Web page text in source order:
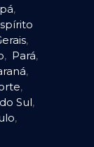
,
,
, Pará,
,
,
Sul,
,